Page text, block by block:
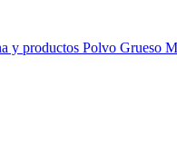
y productos Polvo Grueso